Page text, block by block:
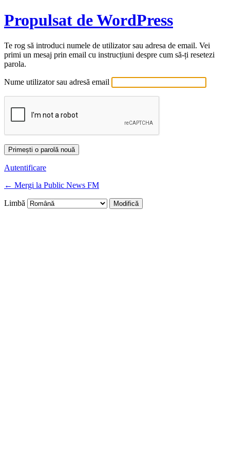
Propulsat de WordPress
Te rog să introduci numele de utilizator sau adresa de email. Vei
primi un mesaj prin email cu instrucțiuni despre cum să-ți resetezi
parola.
Nume utilizator sau adresă email
Autentificare
← Mergi la Public News FM
Limbă